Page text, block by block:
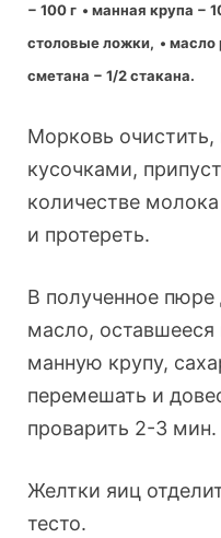
− 100 г • манная крупа −
столовые ложки, • масло
сметана − 1/2 стакана.
Морковь
кусочками,
количестве
и протереть.
В полученное пюре
масло,
манную крупу,
перемешать и
проварить 2-3 мин.
Желтки яиц
тесто.